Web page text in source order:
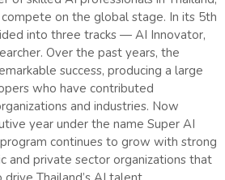
on the global stage. In its 5th
into three tracks — AI Innovator,
Over the past years, the
success, producing a large
who have contributed
and industries. Now
year under the name Super AI
continues to grow with strong
and private sector organizations that